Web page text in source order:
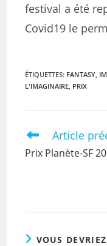
festival a été
Covid19 le
ÉTIQUETTES: FANTASY,
L'IMAGINAIRE, PRIX
Article
Prix Planète-SF
VOUS